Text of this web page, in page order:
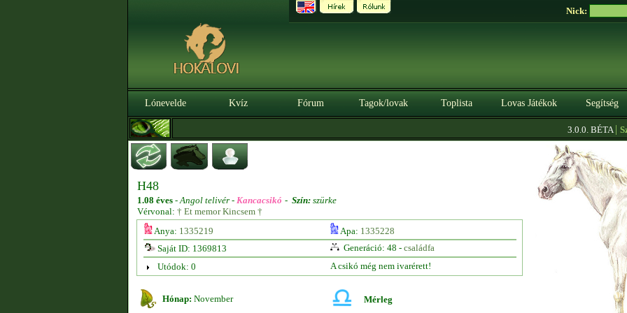
Nick:
Lónevelde Kvíz Fórum Tagok/lovak Toplista Lovas Játékok Segítség
3.0.0. BÉTA|
H48
1.08 éves -Angol telivér - Kancacsikó - Szín: szürke
Vérvonal: † Et memor Kincsem †
Anya: 1335219 Apa: 1335228
Saját ID: 1369813
Generáció: 48 - családfa
Utódok: 0
A csikó még nem ivarérett!
Hónap: November Mérleg